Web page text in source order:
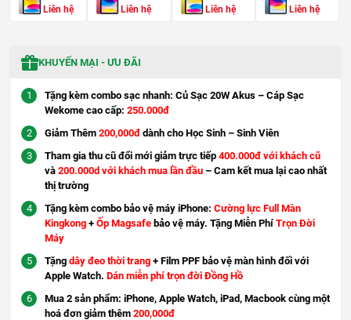
Liên hệ
Liên hệ
Liên hệ
Liên hệ
KHUYẾN MẠI - ƯU ĐÃI
Tặng kèm combo sạc nhanh: Củ Sạc 20W Akus – Cáp Sạc
Wekome cao cấp: 250.000đ
Giảm Thêm 200,000đ dành cho Học Sinh – Sinh Viên
Tham gia thu cũ đổi mới giảm trực tiếp 400.000đ với khách cũ
và 200.000d với khách mua lần đầu – Cam kết mua lại cao nhất
thị trường
Tặng kèm combo bảo vệ máy iPhone: Cường lực Full Màn
Kingkong + Ốp Magsafe bảo vệ máy. Tặng Miễn Phí Trọn Đời
Máy
Tặng dây đeo thời trang + Film PPF bảo vệ màn hình đối với
Apple Watch. Dán miễn phí trọn đời Đồng Hồ
Mua 2 sản phẩm: iPhone, Apple Watch, iPad, Macbook cùng một
hoá đơn giảm thêm 200,000đ